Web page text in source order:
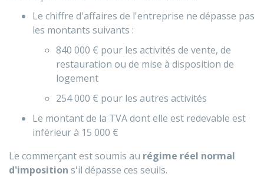
Le chiffre d'affaires de l'entreprise ne dépasse pas
les montants suivants :
840 000 € pour les activités de vente, de
restauration ou de mise à disposition de
logement
254 000 € pour les autres activités
Le montant de la TVA dont elle est redevable est
inférieur à 15 000 €
Le commerçant est soumis au régime réel normal
d'imposition s'il dépasse ces seuils.